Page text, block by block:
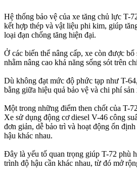
Hệ thống bảo vệ của xe tăng chủ lực T-
kết hợp thép và vật liệu phi kim, giúp
loại đạn chống tăng hiện đại.
Ở các biến thể nâng cấp, xe còn được
nhằm nâng cao khả năng sống sót trên
Dù không đạt mức độ phức tạp như T-
bằng giữa hiệu quả bảo vệ và chi phí sản
Một trong những điểm then chốt của T-
Xe sử dụng động cơ diesel V-46 công
đơn giản, dễ bảo trì và hoạt động ổn
hậu khác nhau.
Đây là yếu tố quan trọng giúp T-72 phù
trình độ hậu cần khác nhau, từ đó mở